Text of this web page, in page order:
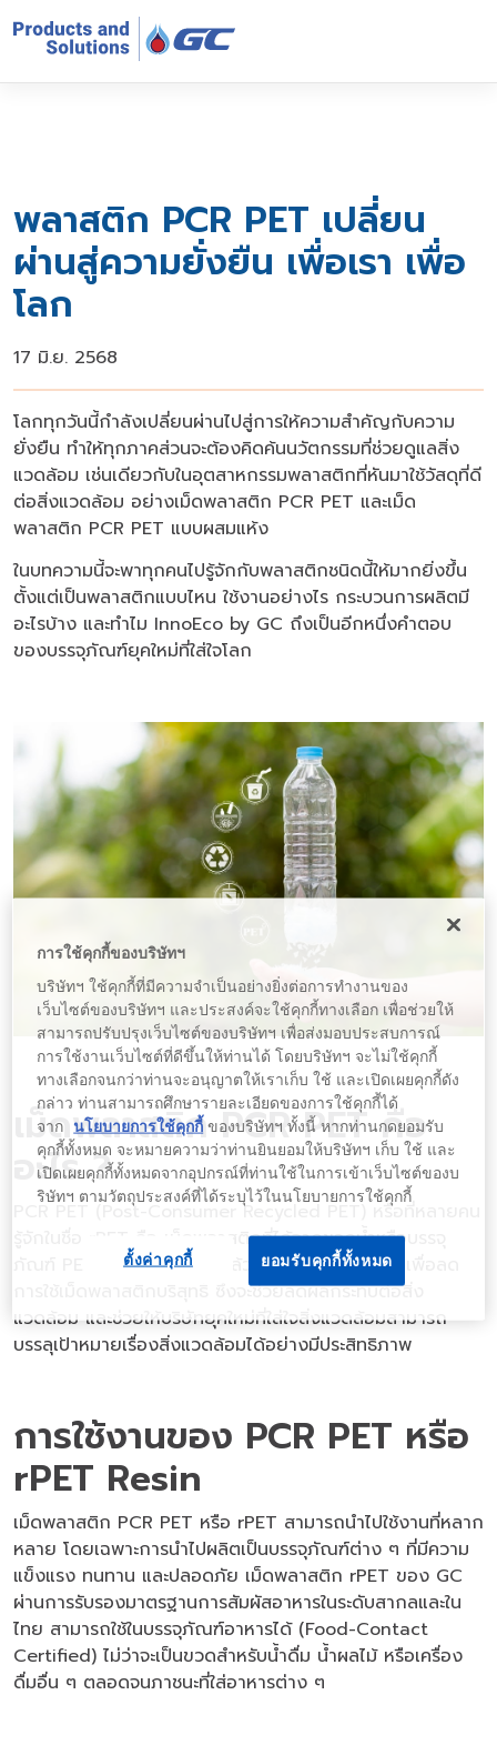
พลาสติก PCR PET เปลี่ยน
ผ่านสู่ความยั่งยืน เพื่อเรา เพื่อ
โลก
17 มิ.ย. 2568
โลกทุกวันนี้กำลังเปลี่ยนผ่านไปสู่การให้ความสำคัญกับความ
ยั่งยืน ทำให้ทุกภาคส่วนจะต้องคิดค้นนวัตกรรมที่ช่วยดูแลสิ่ง
แวดล้อม เช่นเดียวกับในอุตสาหกรรมพลาสติกที่หันมาใช้วัสดุที่ดี
ต่อสิ่งแวดล้อม อย่างเม็ดพลาสติก PCR PET และเม็ด
พลาสติก PCR PET แบบผสมแห้ง
ในบทความนี้จะพาทุกคนไปรู้จักกับพลาสติกชนิดนี้ให้มากยิ่งขึ้น
ตั้งแต่เป็นพลาสติกแบบไหน ใช้งานอย่างไร กระบวนการผลิตมี
อะไรบ้าง และทำไม InnoEco by GC ถึงเป็นอีกหนึ่งคำตอบ
ของบรรจุภัณฑ์ยุคใหม่ที่ใส่ใจโลก
เม็ดพลาสติก PCR PET คือ
อะไร ?
PCR PET (Post-Consumer Recycled PET) หรือที่หลายคน
รู้จักในชื่อ rPET คือ เม็ดพลาสติกที่ได้จากขวดน้ำหรือบรรจุ
ภัณฑ์ PET ที่ผ่านการใช้งานแล้ว และนำมารีไซเคิลใหม่เพื่อลด
การใช้เม็ดพลาสติกบริสุทธิ์ ซึ่งจะช่วยลดผลกระทบต่อสิ่ง
แวดล้อม และช่วยให้บริษัทยุคใหม่ที่ใส่ใจสิ่งแวดล้อมสามารถ
บรรลุเป้าหมายเรื่องสิ่งแวดล้อมได้อย่างมีประสิทธิภาพ
การใช้งานของ PCR PET หรือ
rPET Resin
เม็ดพลาสติก PCR PET หรือ rPET สามารถนำไปใช้งานที่หลาก
หลาย โดยเฉพาะการนำไปผลิตเป็นบรรจุภัณฑ์ต่าง ๆ ที่มีความ
แข็งแรง ทนทาน และปลอดภัย เม็ดพลาสติก rPET ของ GC
ผ่านการรับรองมาตรฐานการสัมผัสอาหารในระดับสากลและใน
ไทย สามารถใช้ในบรรจุภัณฑ์อาหารได้ (Food-Contact
Certified) ไม่ว่าจะเป็นขวดสำหรับน้ำดื่ม น้ำผลไม้ หรือเครื่อง
ดื่มอื่น ๆ ตลอดจนภาชนะที่ใส่อาหารต่าง ๆ
การใช้คุกกี้ของบริษัทฯ
บริษัทฯ ใช้คุกกี้ที่มีความจำเป็นอย่างยิ่งต่อการทำงานของ
เว็บไซต์ของบริษัทฯ และประสงค์จะใช้คุกกี้ทางเลือก เพื่อช่วยให้
สามารถปรับปรุงเว็บไซต์ของบริษัทฯ เพื่อส่งมอบประสบการณ์
การใช้งานเว็บไซต์ที่ดีขึ้นให้ท่านได้ โดยบริษัทฯ จะไม่ใช้คุกกี้
ทางเลือกจนกว่าท่านจะอนุญาตให้เราเก็บ ใช้ และเปิดเผยคุกกี้ดัง
กล่าว ท่านสามารถศึกษารายละเอียดของการใช้คุกกี้ได้
จาก นโยบายการใช้คุกกี้ ของบริษัทฯ ทั้งนี้ หากท่านกดยอมรับ
คุกกี้ทั้งหมด จะหมายความว่าท่านยินยอมให้บริษัทฯ เก็บ ใช้ และ
เปิดเผยคุกกี้ทั้งหมดจากอุปกรณ์ที่ท่านใช้ในการเข้าเว็บไซต์ของบ
ริษัทฯ ตามวัตถุประสงค์ที่ได้ระบุไว้ในนโยบายการใช้คุกกี้
ยอมรับคุกกี้ทั้งหมด
ตั้งค่าคุกกี้